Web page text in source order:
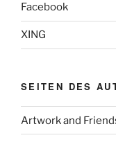
Facebook
XING
SEITEN DES
Artwork and